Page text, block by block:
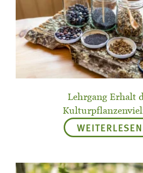
Lehrgang Erhalt
WEITERLESEN